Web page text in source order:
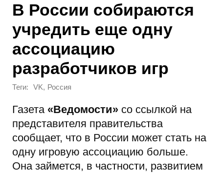
В России собираются
учредить еще одну
ассоциацию
разработчиков игр
Теги: VK, Россия
Газета «Ведомости» со ссылкой на
представителя правительства
сообщает, что в России может стать на
одну игровую ассоциацию больше.
Она займется, в частности, развитием